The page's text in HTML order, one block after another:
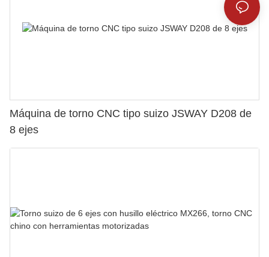
Máquina de torno CNC tipo suizo JSWAY D208 de
8 ejes